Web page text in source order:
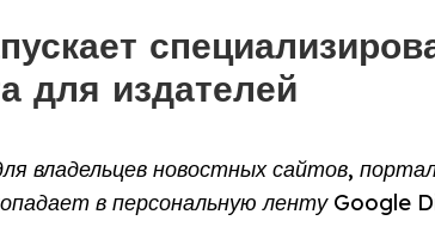
для издателей
владельцев новостных сайтов,
в персональную ленту Google